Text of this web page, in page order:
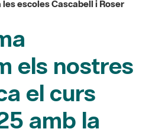
els nostres
el curs
amb la
de 7.770